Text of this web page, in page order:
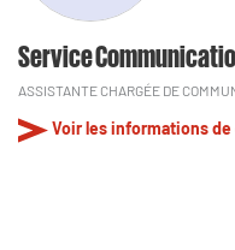
Service
ASSISTANTE CHARGÉE DE
Voir les informations